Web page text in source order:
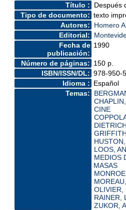
Título :
Después
Tipo de documento: texto
Autores:
Homero
Editorial:
Fecha de
publicación:
1990
Número de páginas: 150 p.
ISBN/ISSN/DL: 978-950-
Idioma : Español
Temas:
CINE
LOOS,
MEDIOS
MASAS
OLIVIER,
RAINER,
ZUKOR,